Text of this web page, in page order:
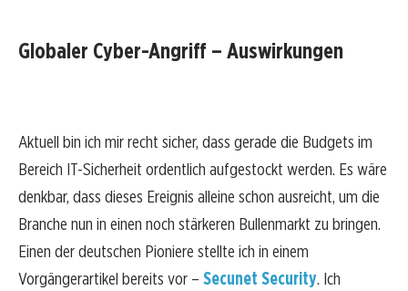
Globaler Cyber-Angriff – Auswirkungen
Aktuell bin ich mir recht sicher, dass gerade die Budgets im
Bereich IT-Sicherheit ordentlich aufgestockt werden. Es wäre
denkbar, dass dieses Ereignis alleine schon ausreicht, um die
Branche nun in einen noch stärkeren Bullenmarkt zu bringen.
Einen der deutschen Pioniere stellte ich in einem
Vorgängerartikel bereits vor – Secunet Security. Ich